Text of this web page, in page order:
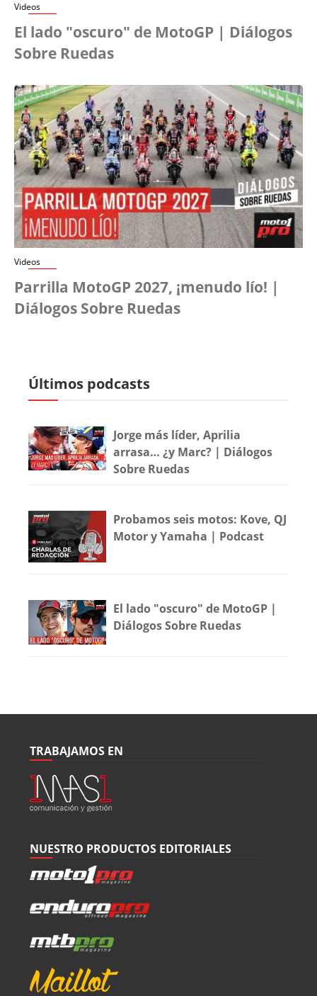
Videos
El lado "oscuro" de MotoGP | Diálogos
Sobre Ruedas
Videos
Parrilla MotoGP 2027, ¡menudo lío! |
Diálogos Sobre Ruedas
Últimos podcasts
Jorge más líder, Aprilia
arrasa… ¿y Marc? | Diálogos
Sobre Ruedas
Probamos seis motos: Kove, QJ
Motor y Yamaha | Podcast
El lado "oscuro" de MotoGP |
Diálogos Sobre Ruedas
TRABAJAMOS EN
NUESTRO PRODUCTOS EDITORIALES